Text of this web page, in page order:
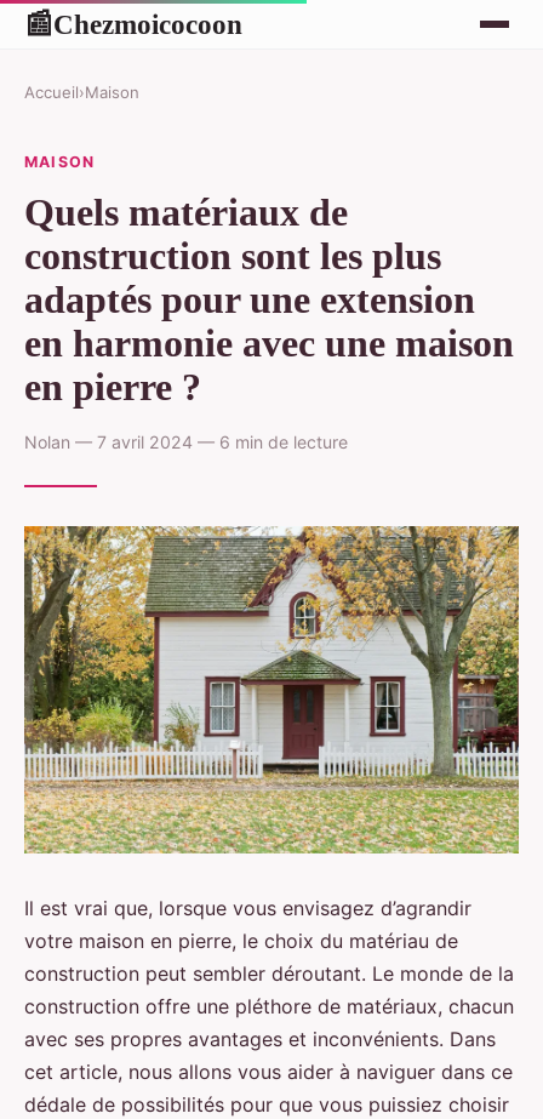
📰Chezmoicocoon
Accueil›Maison
MAISON
Quels matériaux de
construction sont les plus
adaptés pour une extension
en harmonie avec une maison
en pierre ?
Nolan — 7 avril 2024 — 6 min de lecture
Il est vrai que, lorsque vous envisagez d’agrandir
votre maison en pierre, le choix du matériau de
construction peut sembler déroutant. Le monde de la
construction offre une pléthore de matériaux, chacun
avec ses propres avantages et inconvénients. Dans
cet article, nous allons vous aider à naviguer dans ce
dédale de possibilités pour que vous puissiez choisir